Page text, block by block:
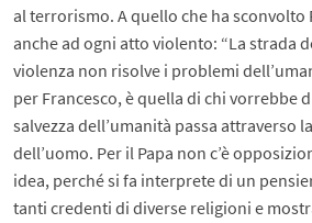
al terrorismo. A quello che ha sconvolto
anche ad ogni atto violento: “La strada
violenza non risolve i problemi
per Francesco, è quella di chi vorrebbe
salvezza dell’umanità passa attraverso
dell’uomo. Per il Papa non c’è
idea, perché si fa interprete di un
tanti credenti di diverse religioni e